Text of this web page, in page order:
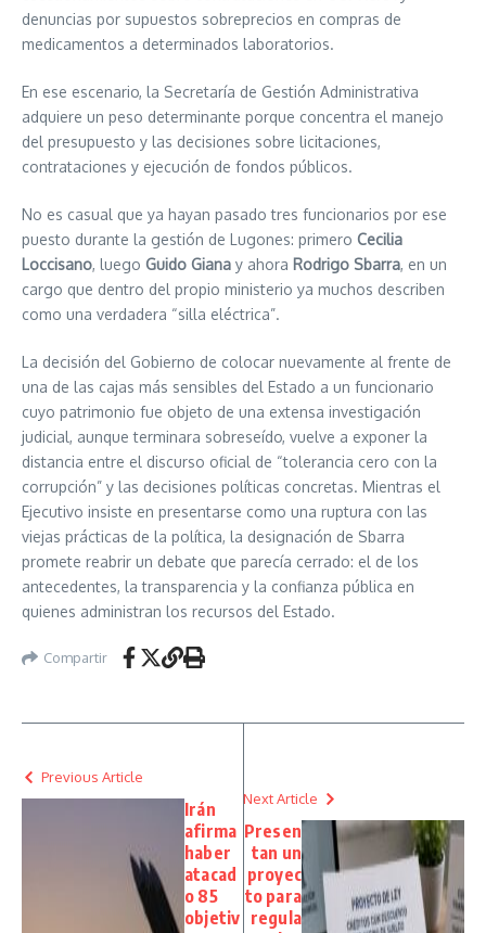
denuncias por supuestos sobreprecios en compras de
medicamentos a determinados laboratorios.
En ese escenario, la Secretaría de Gestión Administrativa
adquiere un peso determinante porque concentra el manejo
del presupuesto y las decisiones sobre licitaciones,
contrataciones y ejecución de fondos públicos.
No es casual que ya hayan pasado tres funcionarios por ese
puesto durante la gestión de Lugones: primero Cecilia
Loccisano, luego Guido Giana y ahora Rodrigo Sbarra, en un
cargo que dentro del propio ministerio ya muchos describen
como una verdadera “silla eléctrica”.
La decisión del Gobierno de colocar nuevamente al frente de
una de las cajas más sensibles del Estado a un funcionario
cuyo patrimonio fue objeto de una extensa investigación
judicial, aunque terminara sobreseído, vuelve a exponer la
distancia entre el discurso oficial de “tolerancia cero con la
corrupción” y las decisiones políticas concretas. Mientras el
Ejecutivo insiste en presentarse como una ruptura con las
viejas prácticas de la política, la designación de Sbarra
promete reabrir un debate que parecía cerrado: el de los
antecedentes, la transparencia y la confianza pública en
quienes administran los recursos del Estado.
Compartir
Previous Article
Irán
afirma
haber
atacad
o 85
objetiv
Next Article
Presen
tan un
proyec
to para
regula